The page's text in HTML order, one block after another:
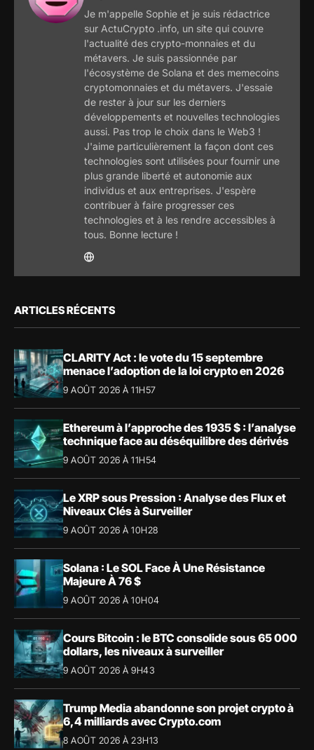
Je m'appelle Sophie et je suis rédactrice
sur ActuCrypto .info, un site qui couvre
l'actualité des crypto-monnaies et du
métavers. Je suis passionnée par
l'écosystème de Solana et des memecoins
cryptomonnaies et du métavers. J'essaie
de rester à jour sur les derniers
développements et nouvelles technologies
aussi. Pas trop le choix dans le Web3 !
J'aime particulièrement la façon dont ces
technologies sont utilisées pour fournir une
plus grande liberté et autonomie aux
individus et aux entreprises. J'espère
contribuer à faire progresser ces
technologies et à les rendre accessibles à
tous. Bonne lecture !
ARTICLES RÉCENTS
CLARITY Act : le vote du 15 septembre
menace l’adoption de la loi crypto en 2026
9 AOÛT 2026 À 11H57
Ethereum à l’approche des 1935 $ : l’analyse
technique face au déséquilibre des dérivés
9 AOÛT 2026 À 11H54
Le XRP sous Pression : Analyse des Flux et
Niveaux Clés à Surveiller
9 AOÛT 2026 À 10H28
Solana : Le SOL Face À Une Résistance
Majeure À 76 $
9 AOÛT 2026 À 10H04
Cours Bitcoin : le BTC consolide sous 65 000
dollars, les niveaux à surveiller
9 AOÛT 2026 À 9H43
Trump Media abandonne son projet crypto à
6,4 milliards avec Crypto.com
8 AOÛT 2026 À 23H13